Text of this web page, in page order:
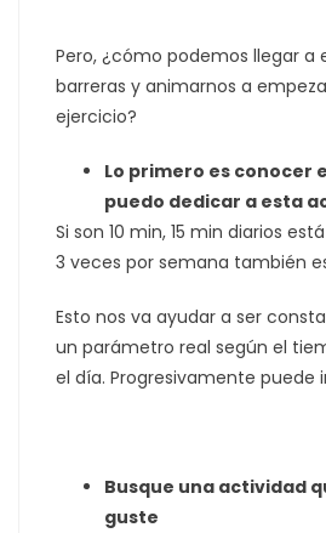
Pero, ¿cómo podemos llegar a
barreras y animarnos a
ejercicio?
Lo primero es conocer
puedo dedicar a esta
Si son 10 min, 15 min diarios
3 veces por semana también
Esto nos va ayudar a ser
un parámetro real según el
el día. Progresivamente puede
Busque una actividad
guste